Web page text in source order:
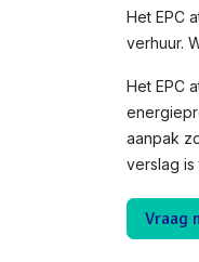
Het EPC
verhuur.
Het EPC
aanpak
verslag is
Vraag